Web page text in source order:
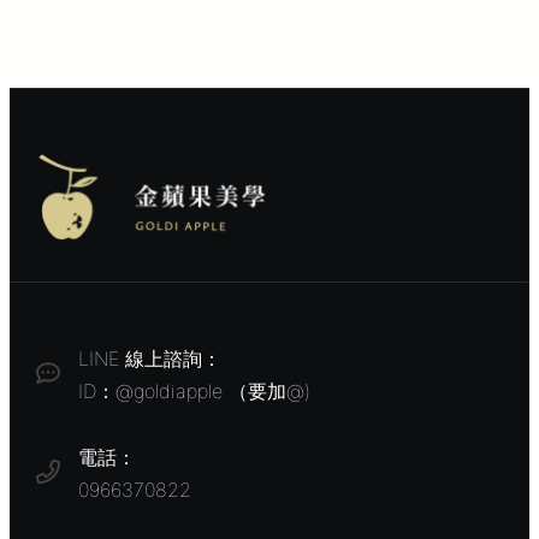
LINE 線上諮詢：
ID：@goldiapple （要加@)
電話：
0966370822